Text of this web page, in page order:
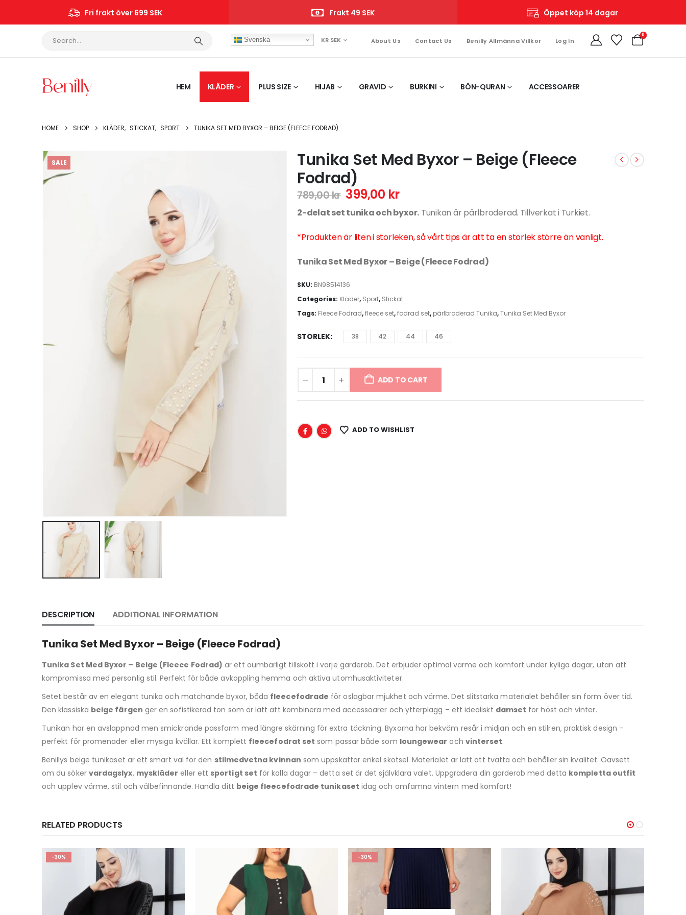
Fri frakt över 699 SEK Frakt 49 SEK Öppet köp 14 dagar
Svenska KR SEK About Us Contact Us Benilly Allmänna Villkor Log In
0
HEM KLÄDER PLUS SIZE HIJAB GRAVID BURKINI BÖN-QURAN ACCESSOARER
HOME SHOP KLÄDER, STICKAT, SPORT TUNIKA SET MED BYXOR – BEIGE (FLEECE FODRAD)
SALE
Tunika Set Med Byxor – Beige (Fleece
Fodrad)
789,00kr 399,00 kr
2-delat set tunika och byxor. Tunikan är pärlbroderad. Tillverkat i Turkiet.
*Produkten är liten i storleken, så vårt tips är att ta en storlek större än vanligt.
Tunika Set Med Byxor – Beige (Fleece Fodrad)
SKU: BN98514136
Categories: Kläder, Sport, Stickat
Tags: Fleece Fodrad,fleece set,fodrad set, pärlbroderad Tunika,Tunika Set Med Byxor
STORLEK 38 42 44 46
ADD TO CART
ADD TO WISHLIST
DESCRIPTION ADDITIONAL INFORMATION
Tunika Set Med Byxor – Beige (Fleece Fodrad)
Tunika Set Med Byxor – Beige (Fleece Fodrad) är ett oumbärligt tillskott i varje garderob. Det erbjuder optimal värme och komfort under kyliga dagar, utan att
kompromissa med personlig stil. Perfekt för både avkoppling hemma och aktiva utomhusaktiviteter.
Setet består av en elegant tunika och matchande byxor, båda fleecefodrade för oslagbar mjukhet och värme. Det slitstarka materialet behåller sin form över tid.
Den klassiska beige färgen ger en sofistikerad ton som är lätt att kombinera med accessoarer och ytterplagg – ett idealiskt damset för höst och vinter.
Tunikan har en avslappnad men smickrande passform med längre skärning för extra täckning. Byxorna har bekväm resår i midjan och en stilren, praktisk design –
perfekt för promenader eller mysiga kvällar. Ett komplett fleecefodrat set som passar både som loungewear och vinterset.
Benillys beige tunikaset är ett smart val för den stilmedvetna kvinnan som uppskattar enkel skötsel. Materialet är lätt att tvätta och behåller sin kvalitet. Oavsett
om du söker vardagslyx, myskläder eller ett sportigt set för kalla dagar – detta set är det självklara valet. Uppgradera din garderob med detta kompletta outfit
och upplev värme, stil och välbefinnande. Handla ditt beige fleecefodrade tunikaset idag och omfamna vintern med komfort!
RELATED PRODUCTS